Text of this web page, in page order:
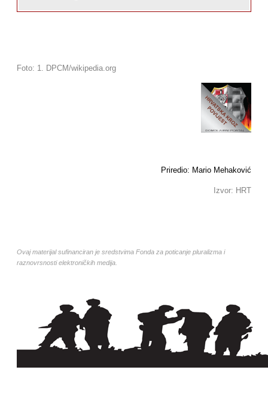
Foto: 1. DPCM/wikipedia.org
Priredio: Mario Mehaković
Izvor: HRT
Ovaj materijal sufinanciran je sredstvima Fonda za poticanje pluralizma i
raznovrsnosti elektroničkih medija.